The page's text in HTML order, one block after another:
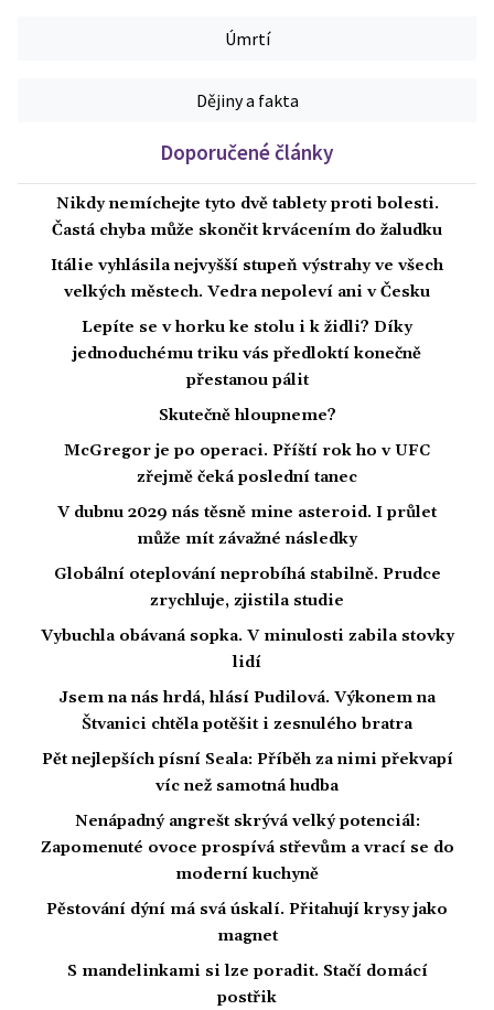
Úmrtí
Dějiny a fakta
Doporučené články
Nikdy nemíchejte tyto dvě tablety proti bolesti.
Častá chyba může skončit krvácením do žaludku
Itálie vyhlásila nejvyšší stupeň výstrahy ve všech
velkých městech. Vedra nepoleví ani v Česku
Lepíte se v horku ke stolu i k židli? Díky
jednoduchému triku vás předloktí konečně
přestanou pálit
Skutečně hloupneme?
McGregor je po operaci. Příští rok ho v UFC
zřejmě čeká poslední tanec
V dubnu 2029 nás těsně mine asteroid. I průlet
může mít závažné následky
Globální oteplování neprobíhá stabilně. Prudce
zrychluje, zjistila studie
Vybuchla obávaná sopka. V minulosti zabila stovky
lidí
Jsem na nás hrdá, hlásí Pudilová. Výkonem na
Štvanici chtěla potěšit i zesnulého bratra
Pět nejlepších písní Seala: Příběh za nimi překvapí
víc než samotná hudba
Nenápadný angrešt skrývá velký potenciál:
Zapomenuté ovoce prospívá střevům a vrací se do
moderní kuchyně
Pěstování dýní má svá úskalí. Přitahují krysy jako
magnet
S mandelinkami si lze poradit. Stačí domácí
postřik